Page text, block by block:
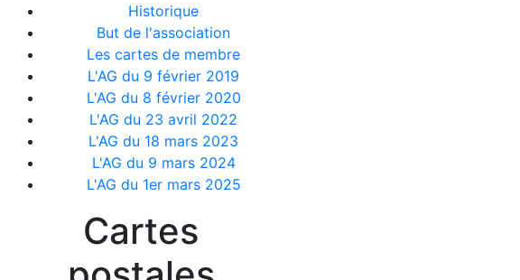
Historique
But de l'association
Les cartes de membre
L'AG du 9 février 2019
L'AG du 8 février 2020
L'AG du 23 avril 2022
L'AG du 18 mars 2023
L'AG du 9 mars 2024
L'AG du 1er mars 2025
Cartes